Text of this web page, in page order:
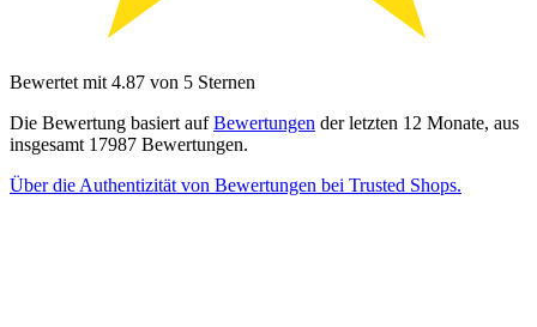
Bewertet mit 4.87 von 5 Sternen
Die Bewertung basiert aufBewertungen der letzten 12 Monate, aus
insgesamt 17987 Bewertungen.
Über die Authentizität von Bewertungen bei Trusted Shops.